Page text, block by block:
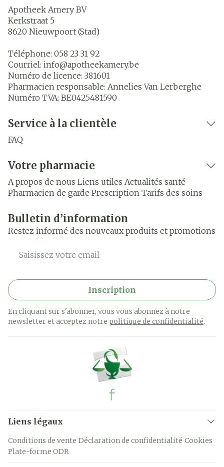
Apotheek Amery BV
Kerkstraat 5
8620 Nieuwpoort (Stad)
Téléphone: 058 23 31 92
Courriel: info@apotheekamery.be
Numéro de licence: 381601
Pharmacien responsable: Annelies Van Lerberghe
Numéro TVA: BE0425481590
Service à la clientèle
FAQ
Votre pharmacie
A propos de nous Liens utiles Actualités santé
Pharmacien de garde Prescription Tarifs des soins
Bulletin d’information
Restez informé des nouveaux produits et promotions
Adresse mail
Inscription
En cliquant sur s'abonner, vous vous abonnez à notre
newsletter et acceptez notre politique de confidentialité.
Liens légaux
Conditions de vente Déclaration de confidentialité Cookies
Plate-forme ODR